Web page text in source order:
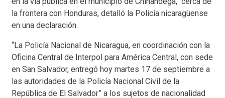
la frontera con Honduras, detalló la Policía nicaragüense
en una declaración.
“La Policía Nacional de Nicaragua, en coordinación con la
Oficina Central de Interpol para América Central, con sede
en San Salvador, entregó hoy martes 17 de septiembre a
las autoridades de la Policía Nacional Civil de la
República de El Salvador” a los sujetos de nacionalidad